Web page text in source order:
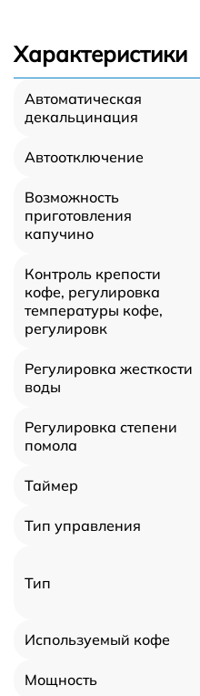
Характеристики
Автоматическая
декальцинация
Автоотключение
Возможность
приготовления
капучино
Контроль крепости
кофе, регулировка
температуры кофе,
регулировк
Регулировка жесткости
воды
Регулировка степени
помола
Таймер
Тип управления
Тип
Используемый кофе
Мощность